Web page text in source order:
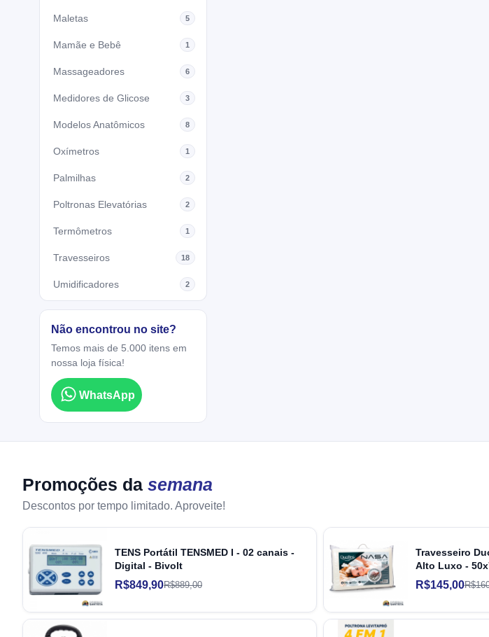
Maletas 5
Mamãe e Bebê 1
Massageadores 6
Medidores de Glicose 3
Modelos Anatômicos 8
Oxímetros 1
Palmilhas 2
Poltronas Elevatórias 2
Termômetros 1
Travesseiros 18
Umidificadores 2
Não encontrou no site?
Temos mais de 5.000 itens em
nossa loja física!
WhatsApp
Promoções da semana
Descontos por tempo limitado. Aproveite!
TENS Portátil TENSMED I - 02 canais -
Digital - Bivolt
R$849,90R$889,00
Travesseiro
Alto Luxo -
R$145,00